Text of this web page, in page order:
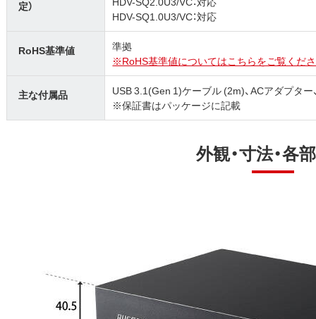
定）
HDV-SQ1.0U3/VC：対応
RoHS基準値
準拠
※RoHS基準値についてはこちらをご覧くだ
主な付属品
USB 3.1(Gen 1)ケーブル (2m)、ACアダプター
※保証書はパッケージに記載
外観・寸法・各